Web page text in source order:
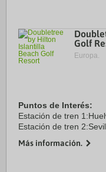
Golf
Europa.
Puntos de Interés:
Estación de tren
Estación de tren
Aeropuerto 2:Faro 50.0
Más información.